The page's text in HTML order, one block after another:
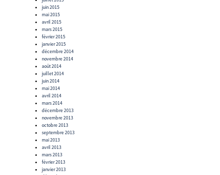
juin 2015
mai 2015
avril 2015
mars 2015
février 2015
janvier 2015
décembre 2014
novembre 2014
août 2014
juillet 2014
juin 2014
mai 2014
avril 2014
mars 2014
décembre 2013
novembre 2013
octobre 2013
septembre 2013
mai 2013
avril 2013
mars 2013
février 2013
janvier 2013